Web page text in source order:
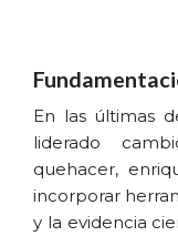
En las últimas
liderado
quehacer,
incorporar
y la evidencia